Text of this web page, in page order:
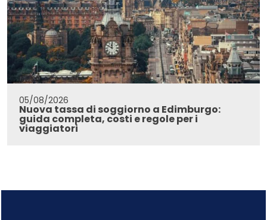
05/08/2026
Nuova tassa di soggiorno a Edimburgo:
guida completa, costi e regole per i
viaggiatori